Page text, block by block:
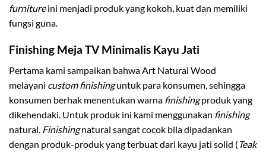
furnitureini menjadi produk yang kokoh, kuat dan memiliki
fungsi guna.
Finishing Meja TV Minimalis Kayu Jati
Pertama kami sampaikan bahwa Art Natural Wood
melayani custom finishinguntuk para konsumen, sehingga
konsumen berhak menentukan warna finishingproduk yang
dikehendaki. Untuk produk ini kami menggunakan finishing
natural. Finishingnatural sangat cocok bila dipadankan
dengan produk-produk yang terbuat dari kayu jati solid (Teak